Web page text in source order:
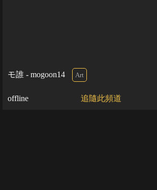
モ誰 - mogoon14 Art
offline 追隨此頻道